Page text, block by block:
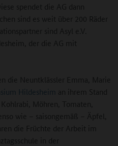
spendet die AG dann
sind es weit über 200 Räder
sind Asyl e.V.
der die AG mit
die Neuntklässler Emma, Marie
Hildesheim an ihrem Stand
Möhren, Tomaten,
wie – saisongemäß – Äpfel,
die Früchte der Arbeit im
in der